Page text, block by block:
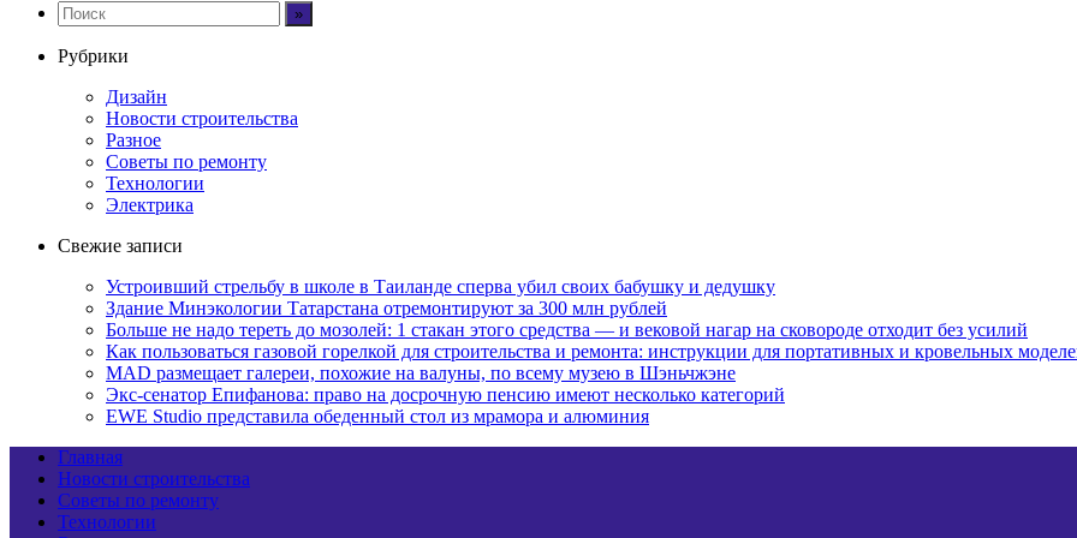
Рубрики
Дизайн
Новости строительства
Разное
Советы по ремонту
Технологии
Электрика
Свежие записи
Устроивший стрельбу в школе в Таиланде сперва убил своих бабушку и дедушку
Здание Минэкологии Татарстана отремонтируют за 300 млн рублей
Больше не надо тереть до мозолей: 1 стакан этого средства — и вековой нагар на сковороде отходит без усилий
Как пользоваться газовой горелкой для строительства и ремонта: инструкции для портативных и кровельных
MAD размещает галереи, похожие на валуны, по всему музею в Шэньчжэне
Экс-сенатор Епифанова: право на досрочную пенсию имеют несколько категорий
EWE Studio представила обеденный стол из мрамора и алюминия
Главная
Новости строительства
Советы по ремонту
Технологии